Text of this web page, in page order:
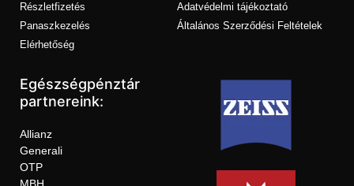
Részletfizetés
Panaszkezelés
Elérhetőség
Adatvédelmi tájékoztató
Általános Szerződési Feltételek
Egészségpénztár
partnereink:
Allianz
Generali
OTP